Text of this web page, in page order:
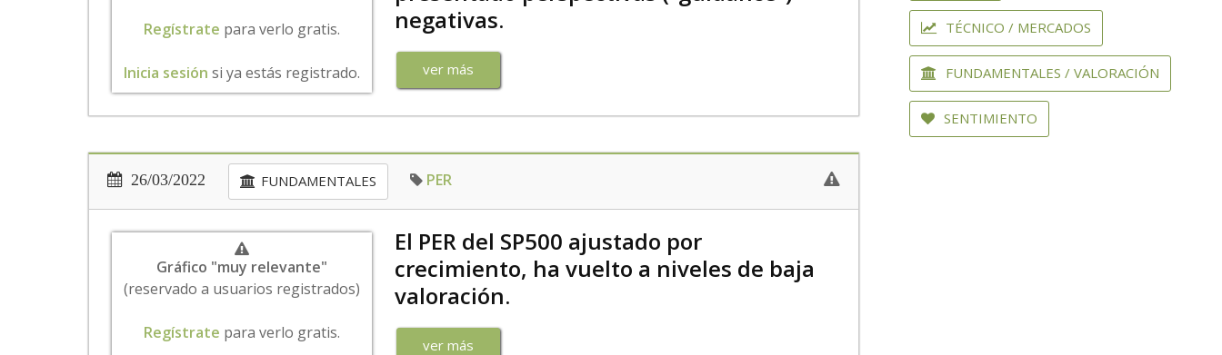
Regístrate para verlo gratis.
Inicia sesión si ya estás registrado.
negativas.
ver más
26/03/2022 FUNDAMENTALES PER
Gráfico "muy relevante"
(reservado a usuarios registrados)
Regístrate para verlo gratis.
El PER del SP500 ajustado por
crecimiento, ha vuelto a niveles de baja
valoración.
ver más
TÉCNICO / MERCADOS
FUNDAMENTALES / VALORACIÓN
SENTIMIENTO